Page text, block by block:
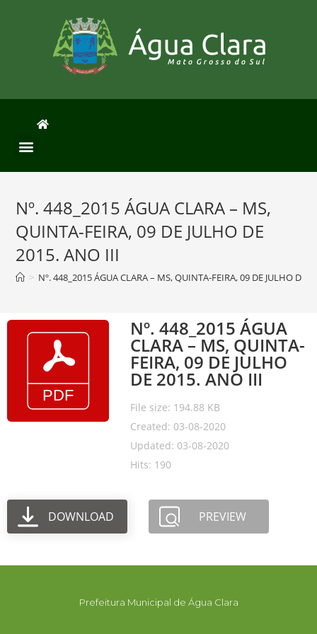
Nº. 448_2015 ÁGUA CLARA – MS,
QUINTA-FEIRA, 09 DE JULHO DE
2015. ANO III
> Nº. 448_2015 ÁGUA CLARA – MS, QUINTA-FEIRA, 09 DE JULHO DE
Nº. 448_2015 ÁGUA
CLARA – MS, QUINTA-
FEIRA, 09 DE JULHO
DE 2015. ANO III
File size: 194.88 KB
Created: 03-08-2020
Updated: 03-08-2020
Hits: 190
DOWNLOAD PREVIEW
Prefeitura Municipal de Água Clara